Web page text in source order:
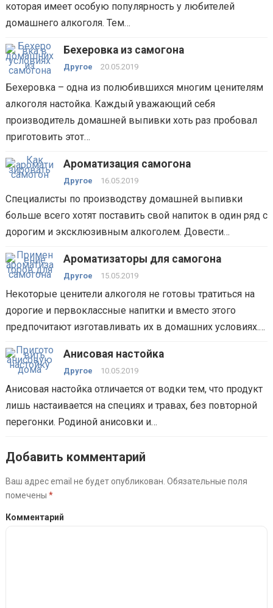
которая имеет особую популярность у любителей
домашнего алкоголя. Тем…
Бехеровка из самогона
Другое 20.05.2019
Бехеровка – одна из полюбившихся многим ценителям
алкоголя настойка. Каждый уважающий себя
производитель домашней выпивки хоть раз пробовал
приготовить этот…
Ароматизация самогона
Другое 16.05.2019
Специалисты по производству домашней выпивки
больше всего хотят поставить свой напиток в один ряд с
дорогим и эксклюзивным алкоголем. Довести…
Ароматизаторы для самогона
Другое 15.05.2019
Некоторые ценители алкоголя не готовы тратиться на
дорогие и первоклассные напитки и вместо этого
предпочитают изготавливать их в домашних условиях.…
Анисовая настойка
Другое 10.05.2019
Анисовая настойка отличается от водки тем, что продукт
лишь настаивается на специях и травах, без повторной
перегонки. Родиной анисовки и…
Добавить комментарий
Ваш адрес email не будет опубликован. Обязательные поля
помечены *
Комментарий